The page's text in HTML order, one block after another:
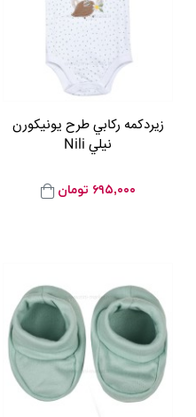
زيردکمه رکابي طرح يونيکورن
نيلي Nili
۶۹۵,۰۰۰ تومان